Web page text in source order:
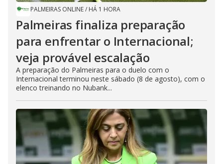
PALMEIRAS ONLINE/ HÁ 1 HORA
Palmeiras finaliza preparação
para enfrentar o Internacional;
veja provável escalação
A preparação do Palmeiras para o duelo com o
Internacional terminou neste sábado (8 de agosto), com o
elenco treinando no Nubank...